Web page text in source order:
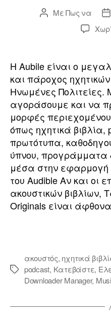
Συντάκτης
ανάρτησης
ΜεΠως να
Η Aubile είναι ο
και πάροχος ηχητικών
Ηνωμένες
αγοράσουμε και να
μορφές
όπως ηχητικά βιβλία,
πρωτότυπα,
ύπνου, προγράμματα
μέσα στην εφαρμογή
του Audible Αν και οι
ακουστικών βιβλίων,
Originals είναι
Ετικέτες
ακουστός, ηχητικά
podcast, Κατεβάστε,
Downloader Manager,